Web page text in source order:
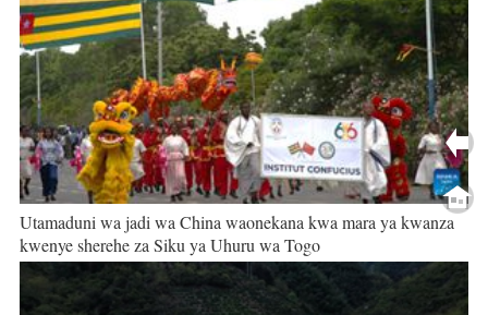
Utamaduni wa jadi wa China waonekana kwa mara ya kwanza
kwenye sherehe za Siku ya Uhuru wa Togo